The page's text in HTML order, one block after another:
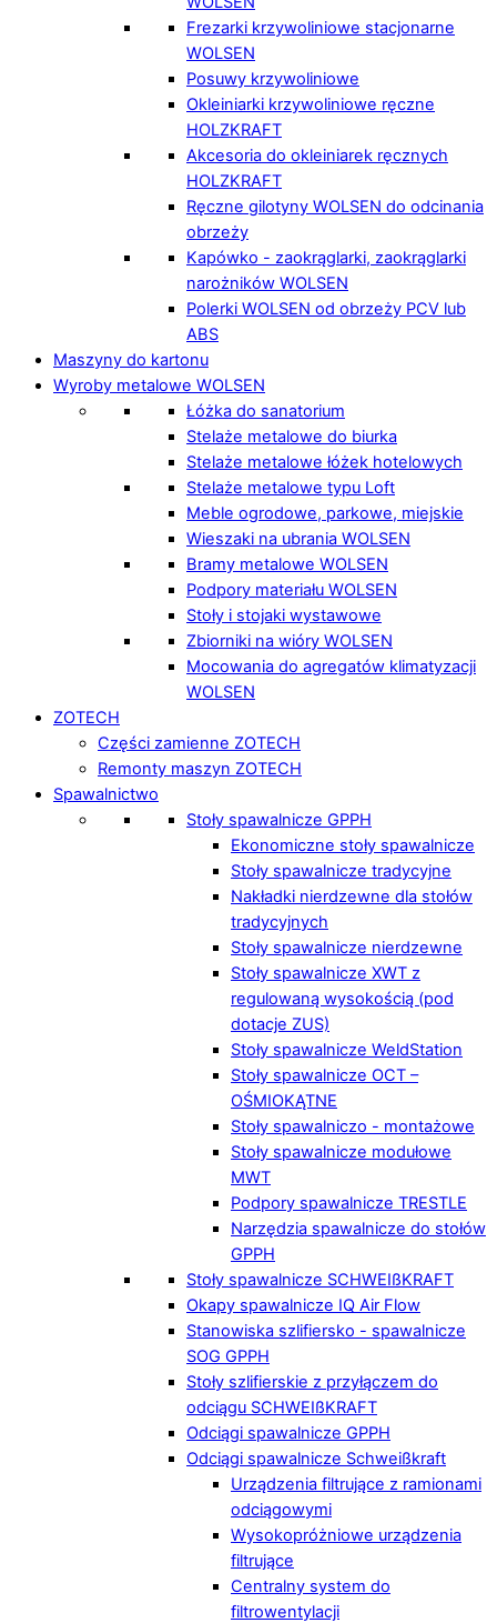
Frezarki krzywoliniowe stacjonarne
WOLSEN
Posuwy krzywoliniowe
Okleiniarki krzywoliniowe ręczne
HOLZKRAFT
Akcesoria do okleiniarek ręcznych
HOLZKRAFT
Ręczne gilotyny WOLSEN do odcinania
obrzeży
Kapówko - zaokrąglarki, zaokrąglarki
narożników WOLSEN
Polerki WOLSEN od obrzeży PCV lub
ABS
Maszyny do kartonu
Wyroby metalowe WOLSEN
Łóżka do sanatorium
Stelaże metalowe do biurka
Stelaże metalowe łóżek hotelowych
Stelaże metalowe typu Loft
Meble ogrodowe, parkowe, miejskie
Wieszaki na ubrania WOLSEN
Bramy metalowe WOLSEN
Podpory materiału WOLSEN
Stoły i stojaki wystawowe
Zbiorniki na wióry WOLSEN
Mocowania do agregatów klimatyzacji
WOLSEN
ZOTECH
Części zamienne ZOTECH
Remonty maszyn ZOTECH
Spawalnictwo
Stoły spawalnicze GPPH
Ekonomiczne stoły spawalnicze
Stoły spawalnicze tradycyjne
Nakładki nierdzewne dla stołów
tradycyjnych
Stoły spawalnicze nierdzewne
Stoły spawalnicze XWT z
regulowaną wysokością (pod
dotacje ZUS)
Stoły spawalnicze WeldStation
Stoły spawalnicze OCT –
OŚMIOKĄTNE
Stoły spawalniczo - montażowe
Stoły spawalnicze modułowe
MWT
Podpory spawalnicze TRESTLE
Narzędzia spawalnicze do stołów
GPPH
Stoły spawalnicze SCHWEIßKRAFT
Okapy spawalnicze IQ Air Flow
Stanowiska szlifiersko - spawalnicze
SOG GPPH
Stoły szlifierskie z przyłączem do
odciągu SCHWEIßKRAFT
Odciągi spawalnicze GPPH
Odciągi spawalnicze Schweißkraft
Urządzenia filtrujące z ramionami
odciągowymi
Wysokopróżniowe urządzenia
filtrujące
Centralny system do
filtrowentylacji